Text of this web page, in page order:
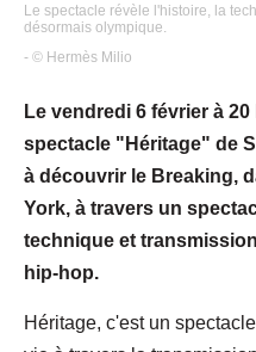
Le spectacle révèle l'histoire, la
désormais olympique.
- © Hermès Milio
Le vendredi 6 février à
spectacle "Héritage" de
à découvrir le Breaking,
York, à travers un
technique et
hip-hop.
Héritage, c'est un